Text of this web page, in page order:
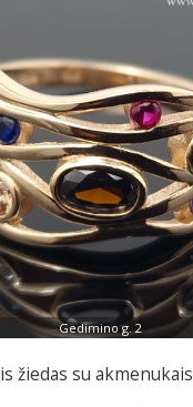
Gedimino g. 2
žiedas su akmenukais